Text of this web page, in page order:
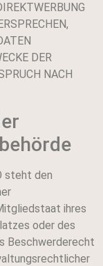
DER
NACH
steht den
ihres
oder des
Beschwerderecht